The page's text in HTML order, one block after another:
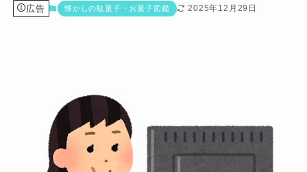
広告 懐かしの駄菓子・お菓子図鑑 2025年12月29日